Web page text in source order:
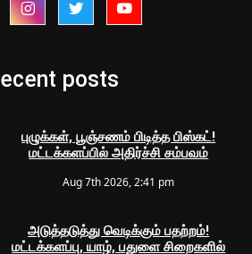
posts
புழுக்கள், பூஞ்சணம் பிடித்த பிஸ்கட்!
மட்டக்களப்பில் அதிர்ச்சி சம்பவம்
Aug 7th 2026, 2:41 pm
அடுத்தடுத்து வெடிக்கும் பதற்றம்!
மட்டக்களப்பு, யாழ், பதுளை சிறைகளில்